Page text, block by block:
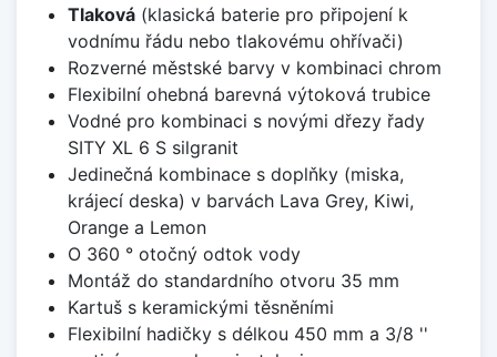
Tlaková(klasická baterie pro připojení k
vodnímu řádu nebo tlakovému ohřívači)
Rozverné městské barvy v kombinaci chrom
Flexibilní ohebná barevná výtoková trubice
Vodné pro kombinaci s novými dřezy řady
SITY XL 6 S silgranit
Jedinečná kombinace s doplňky (miska,
krájecí deska) v barvách Lava Grey, Kiwi,
Orange a Lemon
O 360 ° otočný odtok vody
Montáž do standardního otvoru 35 mm
Kartuš s keramickými těsněními
Flexibilní hadičky s délkou 450 mm a 3/8 ''